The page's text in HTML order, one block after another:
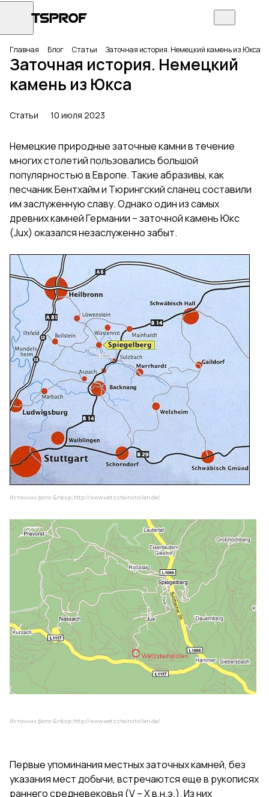
Главная Блог Статьи Заточная история. Немецкий камень из Юкса
Заточная история. Немецкий
камень из Юкса
Статьи 10 июля 2023
Немецкие природные заточные камни в течение
многих столетий пользовались большой
популярностью в Европе. Такие абразивы, как
песчаник Бентхайм и Тюрингский сланец составили
им заслуженную славу. Однако один из самых
древних камней Германии – заточной камень Юкс
(Jux) оказался незаслуженно забыт.
Источник фото:&nbsp;http://www.wetzsteinstollen.de/
Источник фото:&nbsp;http://www.wetzsteinstollen.de/
Первые упоминания местных заточных камней, без
указания мест добычи, встречаются еще в рукописях
раннего средневековья (V – X в.н.э.). Из них